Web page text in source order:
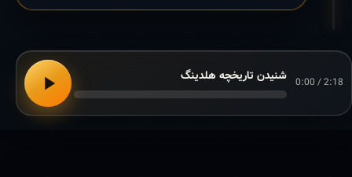
0:00 / 2:18 شنیدن تاریخچه هلدینگ